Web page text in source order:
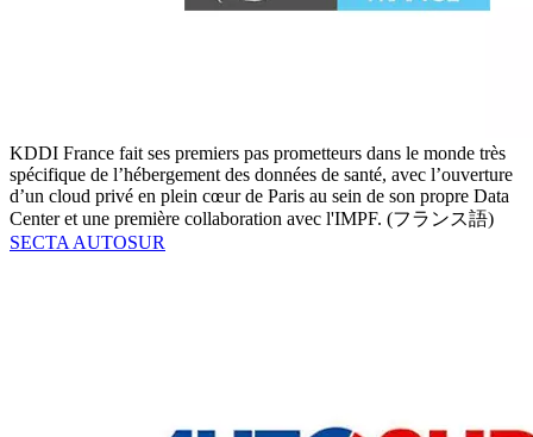
KDDI France fait ses premiers pas prometteurs dans le monde très
spécifique de l’hébergement des données de santé, avec l’ouverture
d’un cloud privé en plein cœur de Paris au sein de son propre Data
Center et une première collaboration avec l'IMPF. (フランス語)
SECTA AUTOSUR